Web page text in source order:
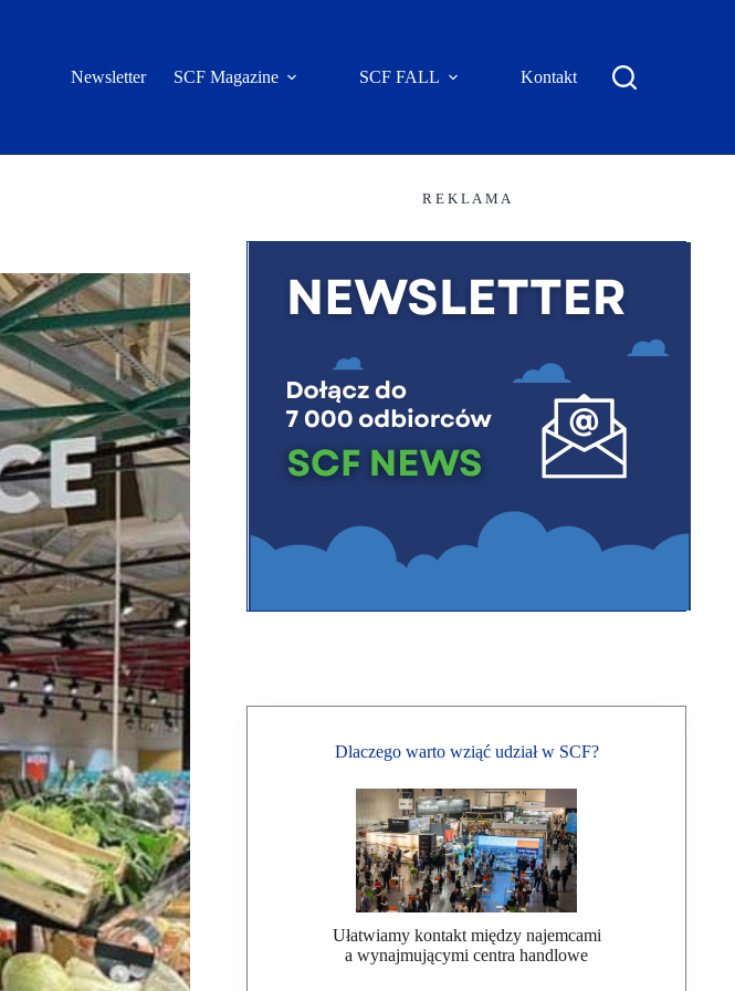
Newsletter SCF Magazine SCF FALL Kontakt
R E K L A M A
Dlaczego warto wziąć udział w SCF?
Ułatwiamy kontakt między najemcami
a wynajmującymi centra handlowe